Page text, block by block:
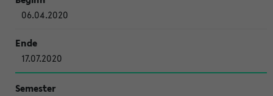
06.04.2020
17.07.2020